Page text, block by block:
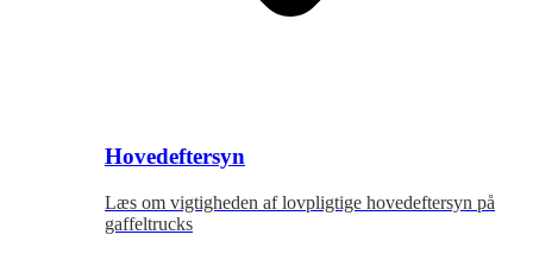
Hovedeftersyn
Læs om vigtigheden af lovpligtige hovedeftersyn på
gaffeltrucks